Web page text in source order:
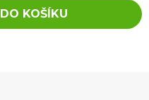
DO KOŠÍKU